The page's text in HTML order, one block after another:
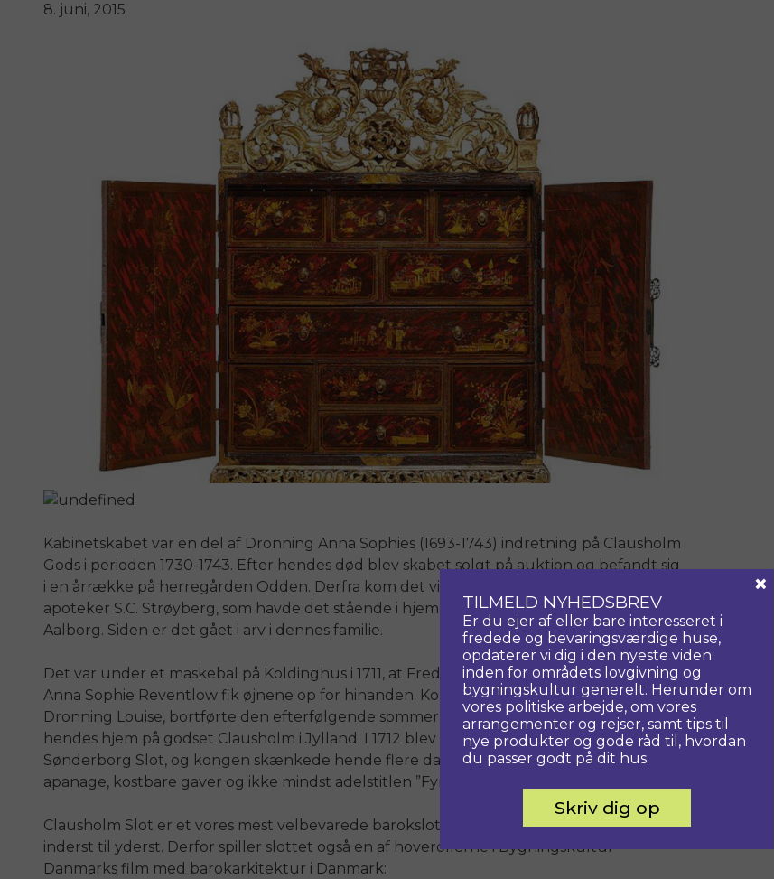
8. juni, 2015
Kabinetskabet var en del af Dronning Anna Sophies (1693-1743) indretning på Clausholm
Gods i perioden 1730-1743. Efter hendes død blev skabet solgt på auktion og befandt sig
i en årrække på herregården Odden. Derfra kom det via Birkumgaard på Gjøl til
apoteker S.C. Strøyberg, som havde det stående i hjemmet ”Jens Bangs Stenhus” i
Aalborg. Siden er det gået i arv i dennes familie.
Det var under et maskebal på Koldinghus i 1711, at Frederik IV (1671-1730) og komtesse
Anna Sophie Reventlow fik øjnene op for hinanden. Kongen, der ellers var gift med
Dronning Louise, bortførte den efterfølgende sommer den unge smukke komtesse fra
hendes hjem på godset Clausholm i Jylland. I 1712 blev de viet til venstre hånd på
Sønderborg Slot, og kongen skænkede hende flere danske godser, en høj årlig
apanage, kostbare gaver og ikke mindst adelstitlen ”Fyrstinde af Slesvig”.
Clausholm Slot er et vores mest velbevarede barokslotte og et studie i perioden fra
inderst til yderst. Derfor spiller slottet også en af hoverollerne i Bygningskultur
Danmarks film med barokarkitektur i Danmark:
TILMELD NYHEDSBREV
Er du ejer af eller bare interesseret i
fredede og bevaringsværdige huse,
opdaterer vi dig i den nyeste viden
inden for områdets lovgivning og
bygningskultur generelt. Herunder om
vores politiske arbejde, om vores
arrangementer og rejser, samt tips til
nye produkter og gode råd til, hvordan
du passer godt på dit hus.
Skriv dig op
×